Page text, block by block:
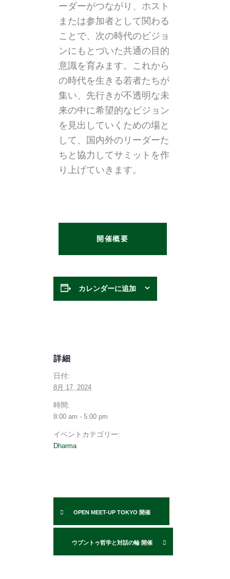
ーダーがつながり、ホスト
または参加者として関わる
ことで、次の時代のビジョ
ンにもとづいた共通の目的
意識を育みます。これから
の時代を生きる若者たちが
集い、先行きが不透明な未
来の中に希望的なビジョン
を見出していくための場と
して、国内外のリーダーた
ちと協力してサミットを作
り上げていきます。
開催概要
カレンダーに追加
詳細
日付:
8月 17, 2024
時間:
8:00 am - 5:00 pm
イベントカテゴリー:
Dharma
OPEN MEET-UP TOKYO 開催
ウブントゥ哲学と対話の輪 開催